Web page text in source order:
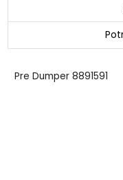
Pre Dumper 8891591